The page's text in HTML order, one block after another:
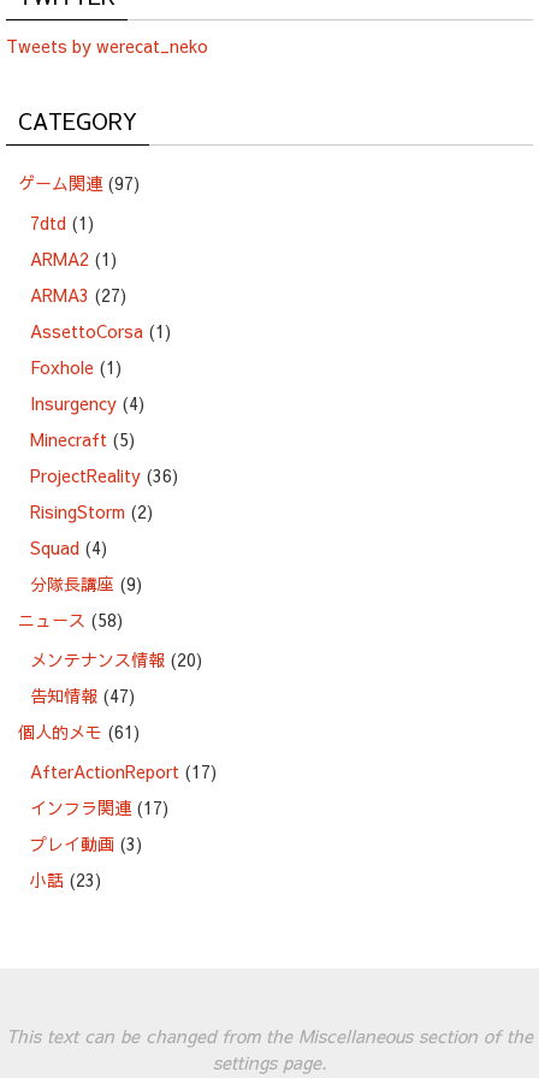
Tweets by werecat_neko
CATEGORY
ゲーム関連 (97)
7dtd (1)
ARMA2 (1)
ARMA3 (27)
AssettoCorsa (1)
Foxhole (1)
Insurgency (4)
Minecraft (5)
ProjectReality (36)
RisingStorm (2)
Squad (4)
分隊長講座 (9)
ニュース (58)
メンテナンス情報 (20)
告知情報 (47)
個人的メモ (61)
AfterActionReport (17)
インフラ関連 (17)
プレイ動画 (3)
小話 (23)
This text can be changed from the Miscellaneous section of the
settings page.